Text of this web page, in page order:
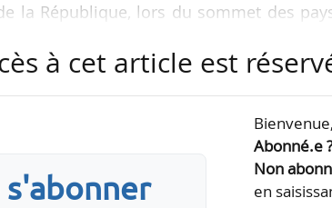
la République, lors du sommet des
la Slovénie et la Croatie) avec pour
en œuvre deux gazoducs d’ici 2030,
à cet article est
s'abonner
Bienvenue,
Abonné.e ?
Non
en